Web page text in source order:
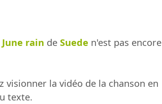
June rain de Suede n'est pas encore
visionner la vidéo de la chanson en
texte.